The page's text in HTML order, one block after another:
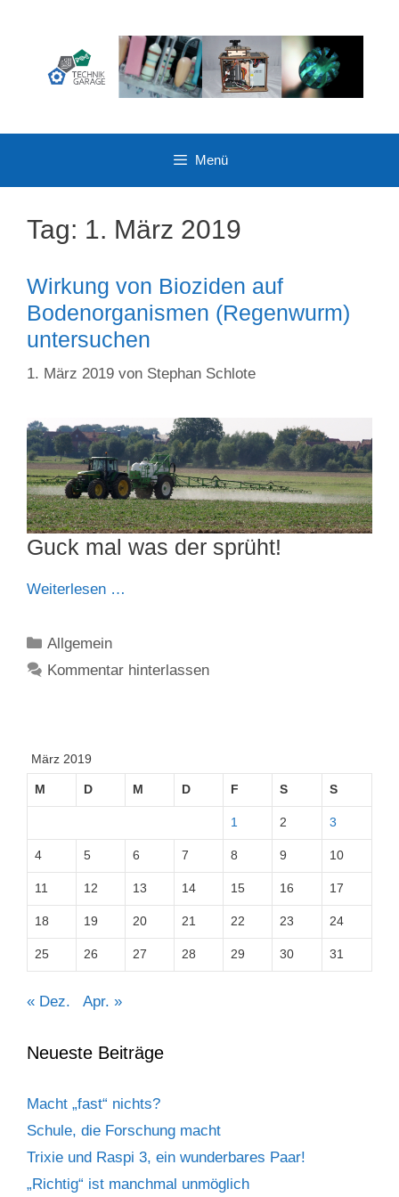
Menü
Tag: 1. März 2019
Wirkung von Bioziden auf
Bodenorganismen (Regenwurm)
untersuchen
1. März 2019 von Stephan Schlote
Guck mal was der sprüht!
Weiterlesen …
Kategorien
Allgemein
Kommentar hinterlassen
März 2019
M D M D F S S
1 2 3
4 5 6 7 8 9 10
11 12 13 14 15 16 17
18 19 20 21 22 23 24
25 26 27 28 29 30 31
« Dez. Apr. »
Neueste Beiträge
Macht „fast“ nichts?
Schule, die Forschung macht
Trixie und Raspi 3, ein wunderbares Paar!
„Richtig“ ist manchmal unmöglich